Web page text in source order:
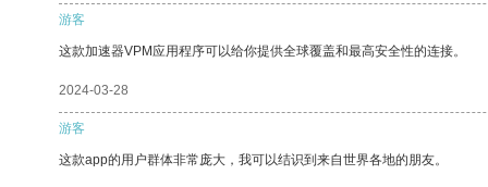
游客
这款加速器VPM应用程序可以给你提供全球覆盖和最高安全性的连接。
2024-03-28
游客
这款app的用户群体非常庞大，我可以结识到来自世界各地的朋友。